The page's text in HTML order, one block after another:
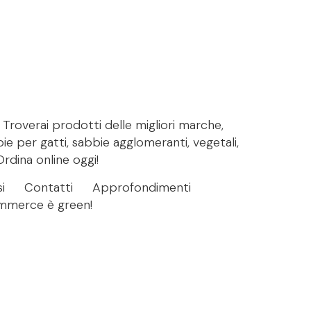
prodotti delle migliori marche,
per gatti, sabbie agglomeranti, vegetali,
online oggi!
Contatti
Approfondimenti
è green!